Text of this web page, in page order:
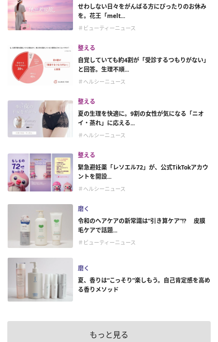
せわしない日々をがんばる方にぴったりのお休み
を。花王「melt...
＃ビューティーニュース
整える
自覚していても約4割が「受診するつもりがない」
と回答。生理不順...
＃ヘルシーニュース
整える
夏の生理を快適に。9割の女性が気になる「ニオ
イ・蒸れ」に応える...
＃ヘルシーニュース
整える
緊急避妊薬「レソエル72」が、公式TikTokアカウ
ントを開設...
＃ヘルシーニュース
磨く
令和のヘアケアの新常識は“引き算ケア”!? 皮膜
毛ケアで話題...
＃ビューティーニュース
磨く
夏、香りは“こっそり”楽しもう。自己肯定感を高め
る香りメソッド
もっと見る